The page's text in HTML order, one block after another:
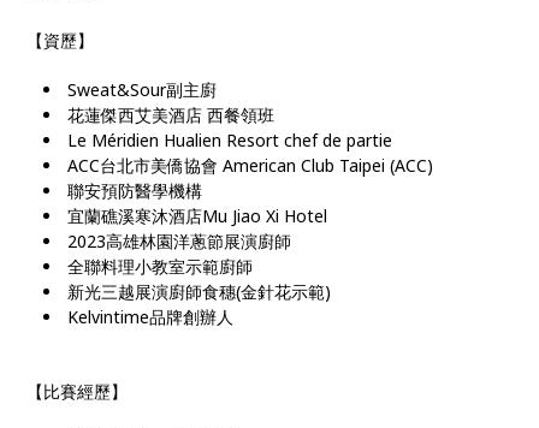
【資歷】
Sweat&Sour副主廚
花蓮傑西艾美酒店 西餐領班
Le Méridien Hualien Resort chef de partie
ACC台北市美僑協會 American Club Taipei (ACC)
聯安預防醫學機構
宜蘭礁溪寒沐酒店Mu Jiao Xi Hotel
2023高雄林園洋蔥節展演廚師
全聯料理小教室示範廚師
新光三越展演廚師食穗(金針花示範)
Kelvintime品牌創辦人
【比賽經歷】